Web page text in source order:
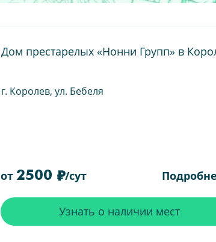
Дом престарелых «Нонни Групп» в
г. Королев, ул. Бебеля
от 2500 /сут
Узнать о наличии мест